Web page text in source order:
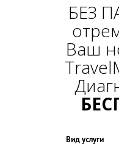
БЕЗ
Ваш
Вид услуги